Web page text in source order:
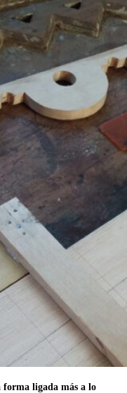
ligada más a lo